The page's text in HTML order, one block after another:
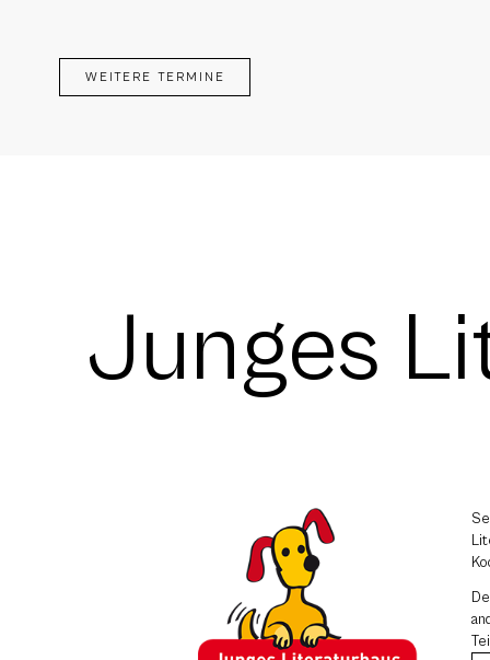
WEITERE TERMINE
Junges